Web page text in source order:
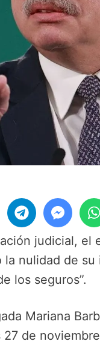
judicial, el
nulidad de su
los seguros”.
Mariana
de